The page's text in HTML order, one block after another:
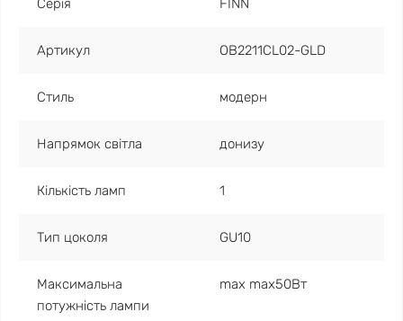
Серія FINN
Артикул OB2211CL02-GLD
Стиль модерн
Напрямок світла донизу
Кількість ламп 1
Тип цоколя GU10
Максимальна
потужність лампи
max max50Вт